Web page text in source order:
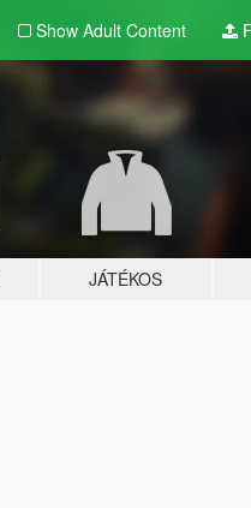
Show Adult Content
JÁTÉKOS